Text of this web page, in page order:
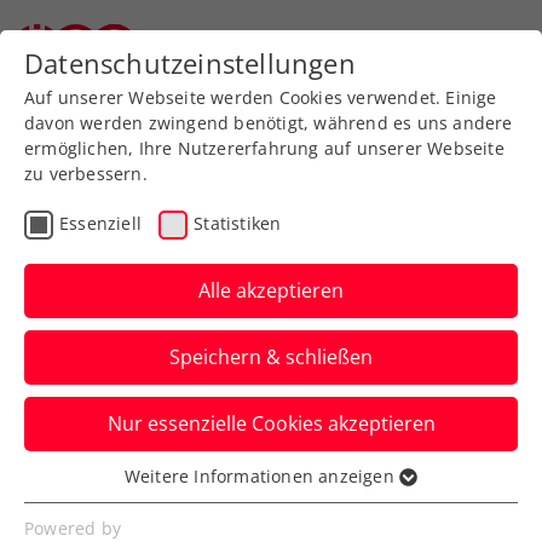
Zurück zur Newsübersicht
Davis Cup
Davis Cup Österreich –
Belgien in Wien: Jetzt
Karten sichern!
Unterstützt das KURIER Austria Davis Cup
Team auf dem Weg unter die besten acht
Nationen der Welt.
Verfasst von: Manuel Wachta, 19.05.2026
Datenschutzeinstellungen
Auf unserer Webseite werden Cookies verwendet. Einige
davon werden zwingend benötigt, während es uns andere
ermöglichen, Ihre Nutzererfahrung auf unserer Webseite
zu verbessern.
Essenziell Statistiken
Alle akzeptieren
Speichern & schließen
Nur essenzielle Cookies akzeptieren
Essenziell
Essenzielle Cookies werden für grundlegende
Weitere Informationen anzeigen
Powered by